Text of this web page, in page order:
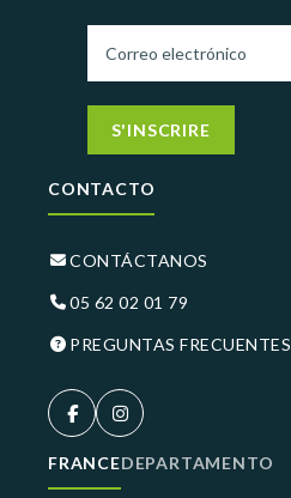
S'INSCRIRE
CONTACTO
CONTÁCTANOS
05 62 02 01 79
PREGUNTAS FRECUENTES
FRANCEDEPARTAMENTO